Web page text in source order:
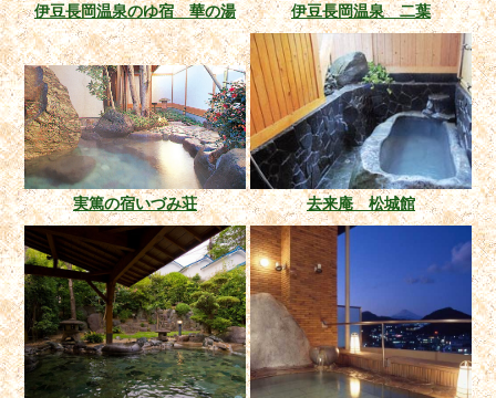
伊豆長岡温泉のゆ宿 華の湯 伊豆長岡温泉 二葉
実篤の宿いづみ荘 去来庵 松城館